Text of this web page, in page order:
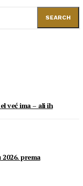
SEARCH
već ima – ali ih
prema